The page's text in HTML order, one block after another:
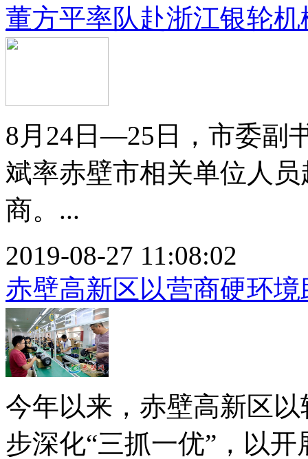
董方平率队赴浙江银轮
8月24日—25日，市委副
斌率赤壁市相关单位人
商。...
2019-08-27 11:08:02
赤壁高新区以营商硬环
今年以来，赤壁高新区
步深化“三抓一优”，以